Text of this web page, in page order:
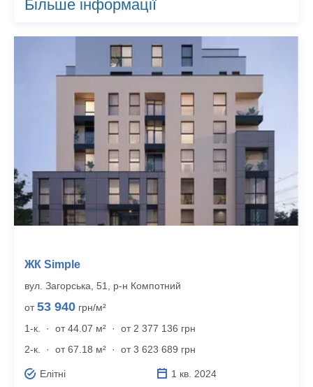
Більше інформації
ЖК Simple
вул. Загорська, 51, р‑н Компотний
от53 940 грн/м²
1-к.
· от 44.07 м² ·
от 2 377 136 грн
2-к.
· от 67.18 м² · от 3 623 689 грн
Елітні 1 кв. 2024